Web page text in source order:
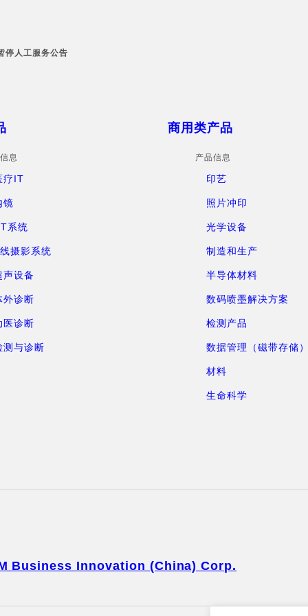
停人工服务公告
息
疗IT
镜
系统
摄影系统
声设备
外诊断
医诊断
测与诊断
商用类产品
产品信息
印艺
照片冲印
光学设备
制造和生产
半导体材料
数码喷墨解决方案
检测产品
数据管理（磁带存储
材料
生命科学
Business Innovation (China) Corp.